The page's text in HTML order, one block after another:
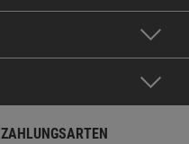
ZAHLUNGSARTEN